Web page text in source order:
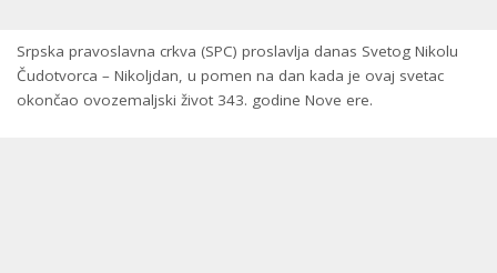
Srpska pravoslavna crkva (SPC) proslavlja danas Svetog Nikolu
Čudotvorca – Nikoljdan, u pomen na dan kada je ovaj svetac
okončao ovozemaljski život 343. godine Nove ere.